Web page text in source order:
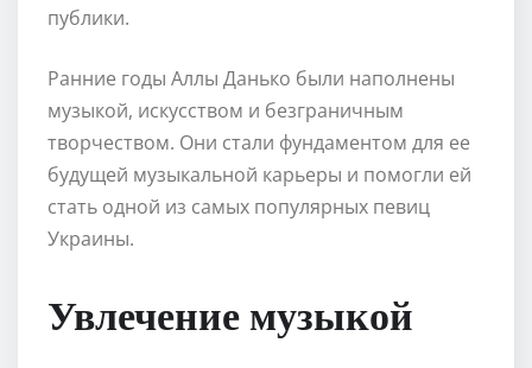
публики.
Ранние годы Аллы Данько были наполнены
музыкой, искусством и безграничным
творчеством. Они стали фундаментом для ее
будущей музыкальной карьеры и помогли ей
стать одной из самых популярных певиц
Украины.
Увлечение музыкой